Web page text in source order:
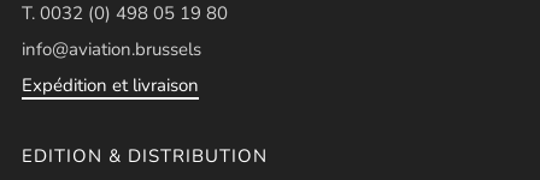
T. 0032 (0) 498 05 19 80
info@aviation.brussels
Expédition et livraison
EDITION & DISTRIBUTION